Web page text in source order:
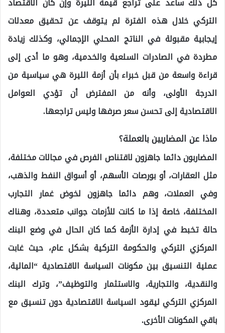
التركي خلال هذه الفترة لم يتوقف عن تحقيق معدلات
إيجابية مقبولة في الناتج المحلي الإجمالي، وكذلك زيادة
مطردة في الصادرات السلعية والخدمية، وهو ما أدى إلى
قراءة واسعة من قبل خبراء بأن أزمة الليرة هي سياسية من
الدرجة الأولى، وأنه من المفترض أن تؤدي العوامل
الاقتصادية إلى تحسن سعر صرفها وليس تراجعها.
ماذا عن المضاربين بالعملة؟
المضاربون دائما جاهزون لاقتناص الفرص في مجالات مختلفة،
مثل العقارات، أو بورصات الأسهم، أو أسواق النفط والذهب،
وفي العملات، وهم دائما جاهزون لخوض غمار التجارب
المختلفة، خاصة إذا ما كانت للأزمات جوانب متعددة، وهناك
حالة تخبط في إدارة الأزمة كما كان الحال في وضع البنك
المركزي التركي والحكومة التركية بشكل عام، حيث غابت
عملية التنسيق بين مكونات السياسة الاقتصادية “المالية،
والنقدية، والتجارية، والاستثمار والتوظيف”، وترك البنك
المركزي التركي ليقود السياسة الاقتصادية دون تنسيق مع
باقي المكونات الأخرى.